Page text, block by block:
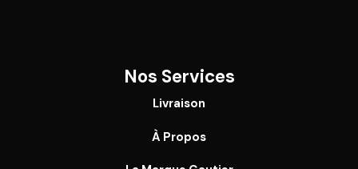
Nos Services
Livraison
À Propos